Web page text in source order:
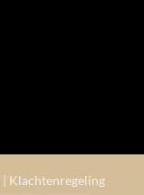
| Klachtenregeling